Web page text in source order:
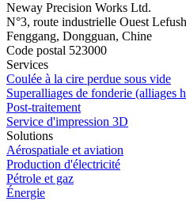
Neway Precision Works Ltd.
N°3, route industrielle Ouest
Fenggang, Dongguan, Chine
Code postal 523000
Services
Coulée à la cire perdue sous vide
Superalliages de fonderie (alliages
Post-traitement
Service d'impression 3D
Solutions
Aérospatiale et aviation
Production d'électricité
Pétrole et gaz
Énergie